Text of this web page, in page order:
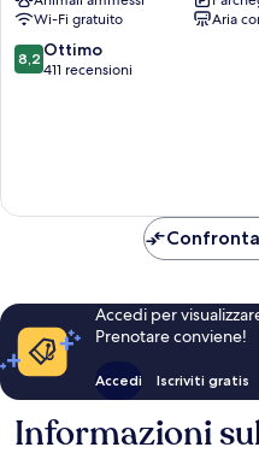
Canti
Centro
storico
Wi-Fi gratuito
Aria
8.2
su
8,2 Ottimo
411 recensioni
Accedi per
Prenotare conviene!
Accedi Iscriviti gratis
Informazioni